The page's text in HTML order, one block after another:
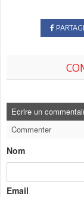
Ecrire un
Commenter
Nom
Email